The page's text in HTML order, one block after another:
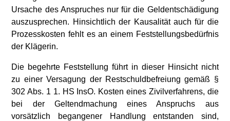
Ursache des Anspruches nur für die Geldentschädigung
auszusprechen. Hinsichtlich der Kausalität auch für die
Prozesskosten fehlt es an einem Feststellungsbedürfnis
der Klägerin.
Die begehrte Feststellung führt in dieser Hinsicht nicht
zu einer Versagung der Restschuldbefreiung gemäß §
302 Abs. 1 1. HS InsO. Kosten eines Zivilverfahrens, die
bei der Geltendmachung eines Anspruchs aus
vorsätzlich begangener Handlung entstanden sind,